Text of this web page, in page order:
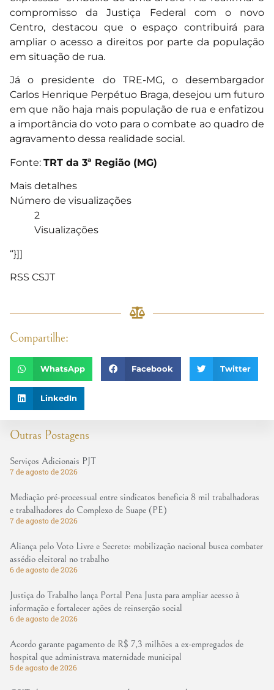
Outras Postagens
Serviços Adicionais PJT
7 de agosto de 2026
Mediação pré-processual entre sindicatos beneficia 8 mil trabalhadoras
e trabalhadores do Complexo de Suape (PE)
7 de agosto de 2026
Aliança pelo Voto Livre e Secreto: mobilização nacional busca combater
assédio eleitoral no trabalho
6 de agosto de 2026
Justiça do Trabalho lança Portal Pena Justa para ampliar acesso à
informação e fortalecer ações de reinserção social
6 de agosto de 2026
Acordo garante pagamento de R$ 7,3 milhões a ex-empregados de
hospital que administrava maternidade municipal
5 de agosto de 2026
compromisso da Justiça Federal com o novo
Centro, destacou que o espaço contribuirá para
ampliar o acesso a direitos por parte da população
em situação de rua.
Já o presidente do TRE-MG, o desembargador
Carlos Henrique Perpétuo Braga, desejou um futuro
em que não haja mais população de rua e enfatizou
a importância do voto para o combate ao quadro de
agravamento dessa realidade social.
Fonte: TRT da 3ª Região (MG)
Mais detalhes
Número de visualizações
2
Visualizações
“}]]
RSS CSJT
Compartilhe:
WhatsApp Facebook Twitter
LinkedIn